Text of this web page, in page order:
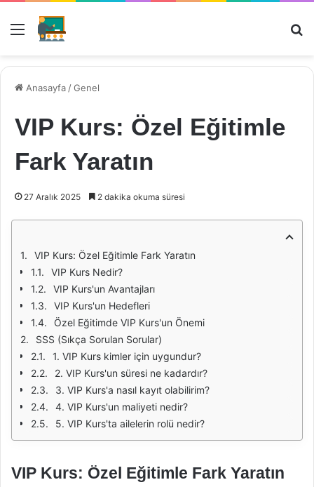
Menü
Anasayfa /Genel
VIP Kurs: Özel Eğitimle
Fark Yaratın
27 Aralık 2025 2 dakika okuma süresi
VIP Kurs: Özel Eğitimle Fark Yaratın
VIP Kurs Nedir?
VIP Kurs'un Avantajları
VIP Kurs'un Hedefleri
Özel Eğitimde VIP Kurs'un Önemi
SSS (Sıkça Sorulan Sorular)
1. VIP Kurs kimler için uygundur?
2. VIP Kurs'un süresi ne kadardır?
3. VIP Kurs'a nasıl kayıt olabilirim?
4. VIP Kurs'un maliyeti nedir?
5. VIP Kurs'ta ailelerin rolü nedir?
VIP Kurs: Özel Eğitimle Fark Yaratın